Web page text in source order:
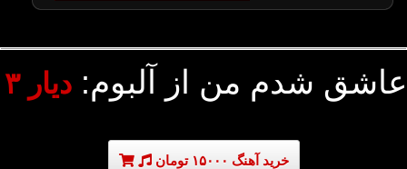
عاشق شدم من از آلبوم: دیار ۳
خرید آهنگ ۱۵۰۰۰ تومان